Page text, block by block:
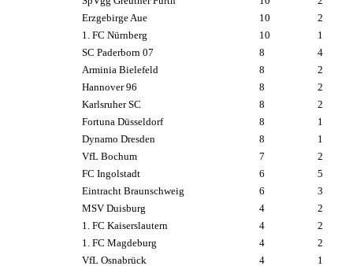
Erzgebirge Aue
10
2
1. FC Nürnberg
10
1
SC Paderborn 07
8
4
Arminia Bielefeld
8
2
Hannover 96
8
2
Karlsruher SC
8
2
Fortuna Düsseldorf
8
1
Dynamo Dresden
8
1
VfL Bochum
7
2
FC Ingolstadt
6
5
Eintracht Braunschweig
6
3
MSV Duisburg
4
2
1. FC Kaiserslautern
4
2
1. FC Magdeburg
4
2
VfL Osnabrück
4
1